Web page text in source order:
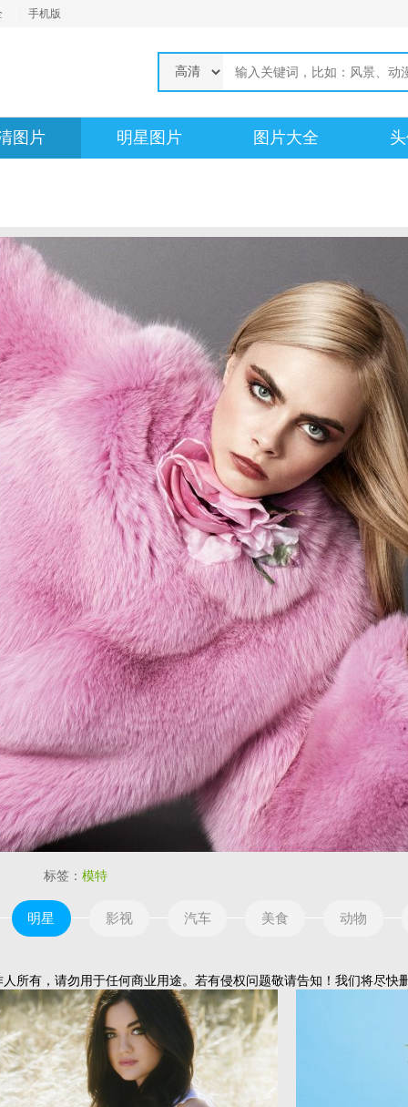
手机版
图片 明星图片 图片大全
标签： 模特
明星 影视 汽车 美食 动物
所有，请勿用于任何商业用途。若有侵权问题敬请告知！我们将尽快